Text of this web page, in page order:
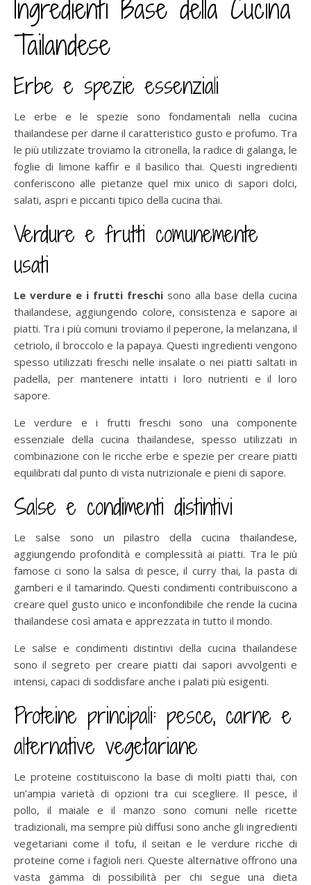
Ingredienti Base della Cucina
Tailandese
Erbe e spezie essenziali
Le erbe e le spezie sono fondamentali nella cucina
thailandese per darne il caratteristico gusto e profumo. Tra
le più utilizzate troviamo la citronella, la radice di galanga, le
foglie di limone kaffir e il basilico thai. Questi ingredienti
conferiscono alle pietanze quel mix unico di sapori dolci,
salati, aspri e piccanti tipico della cucina thai.
Verdure e frutti comunemente
usati
Le verdure e i frutti freschi sono alla base della cucina
thailandese, aggiungendo colore, consistenza e sapore ai
piatti. Tra i più comuni troviamo il peperone, la melanzana, il
cetriolo, il broccolo e la papaya. Questi ingredienti vengono
spesso utilizzati freschi nelle insalate o nei piatti saltati in
padella, per mantenere intatti i loro nutrienti e il loro
sapore.
Le verdure e i frutti freschi sono una componente
essenziale della cucina thailandese, spesso utilizzati in
combinazione con le ricche erbe e spezie per creare piatti
equilibrati dal punto di vista nutrizionale e pieni di sapore.
Salse e condimenti distintivi
Le salse sono un pilastro della cucina thailandese,
aggiungendo profondità e complessità ai piatti. Tra le più
famose ci sono la salsa di pesce, il curry thai, la pasta di
gamberi e il tamarindo. Questi condimenti contribuiscono a
creare quel gusto unico e inconfondibile che rende la cucina
thailandese così amata e apprezzata in tutto il mondo.
Le salse e condimenti distintivi della cucina thailandese
sono il segreto per creare piatti dai sapori avvolgenti e
intensi, capaci di soddisfare anche i palati più esigenti.
Proteine principali: pesce, carne e
alternative vegetariane
Le proteine costituiscono la base di molti piatti thai, con
un’ampia varietà di opzioni tra cui scegliere. Il pesce, il
pollo, il maiale e il manzo sono comuni nelle ricette
tradizionali, ma sempre più diffusi sono anche gli ingredienti
vegetariani come il tofu, il seitan e le verdure ricche di
proteine come i fagioli neri. Queste alternative offrono una
vasta gamma di possibilità per chi segue una dieta